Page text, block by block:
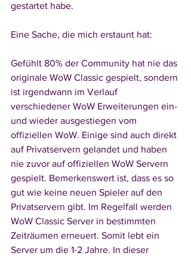
gestartet habe.
Eine Sache, die mich erstaunt hat:
Gefühlt 80% der Community hat nie das
originale WoW Classic gespielt, sondern
ist irgendwann im Verlauf
verschiedener WoW Erweiterungen ein-
und wieder ausgestiegen vom
offiziellen WoW. Einige sind auch direkt
auf Privatservern gelandet und haben
nie zuvor auf offiziellen WoW Servern
gespielt. Bemerkenswert ist, dass es so
gut wie keine neuen Spieler auf den
Privatservern gibt. Im Regelfall werden
WoW Classic Server in bestimmten
Zeiträumen erneuert. Somit lebt ein
Server um die 1-2 Jahre. In dieser